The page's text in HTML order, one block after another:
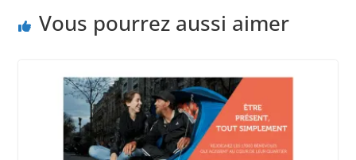
Vous pourrez aussi aimer